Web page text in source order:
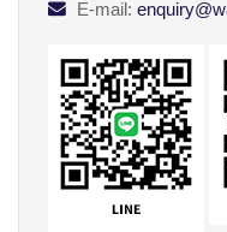
E-mail: